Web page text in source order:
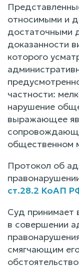
относимыми и
достаточными
доказанности
которого
частности:
нарушение
выражающее
общественном
Протокол об
ст.28.2 КоАП
Суд принимает
в совершении
смягчающим